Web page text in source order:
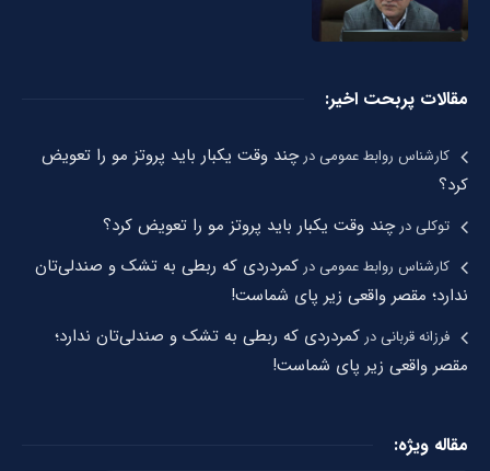
مقالات پربحت اخیر:
کارشناس روابط عمومیدرچند وقت یکبار باید پروتز مو را تعویض
کرد؟
توکلیدرچند وقت یکبار باید پروتز مو را تعویض کرد؟
کارشناس روابط عمومیدر کمردردی که ربطی به تشک و صندلی‌تان
ندارد؛ مقصر واقعی زیر پای شماست!
فرزانه قربانیدر کمردردی که ربطی به تشک و صندلی‌تان ندارد؛
مقصر واقعی زیر پای شماست!
مقاله ویژه: